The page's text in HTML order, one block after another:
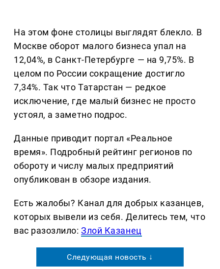
На этом фоне столицы выглядят блекло. В
Москве оборот малого бизнеса упал на
12,04%, в Санкт-Петербурге — на 9,75%. В
целом по России сокращение достигло
7,34%. Так что Татарстан — редкое
исключение, где малый бизнес не просто
устоял, а заметно подрос.
Данные приводит портал «Реальное
время». Подробный рейтинг регионов по
обороту и числу малых предприятий
опубликован в обзоре издания.
Есть жалобы? Канал для добрых казанцев,
которых вывели из себя. Делитеcь тем, что
вас разозлило:Злой Казанец
Следующая новость ↓